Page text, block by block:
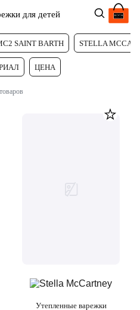
для детей
SAINT BARTH STELLA
ЦЕНА
товаров
Утепленные варежки